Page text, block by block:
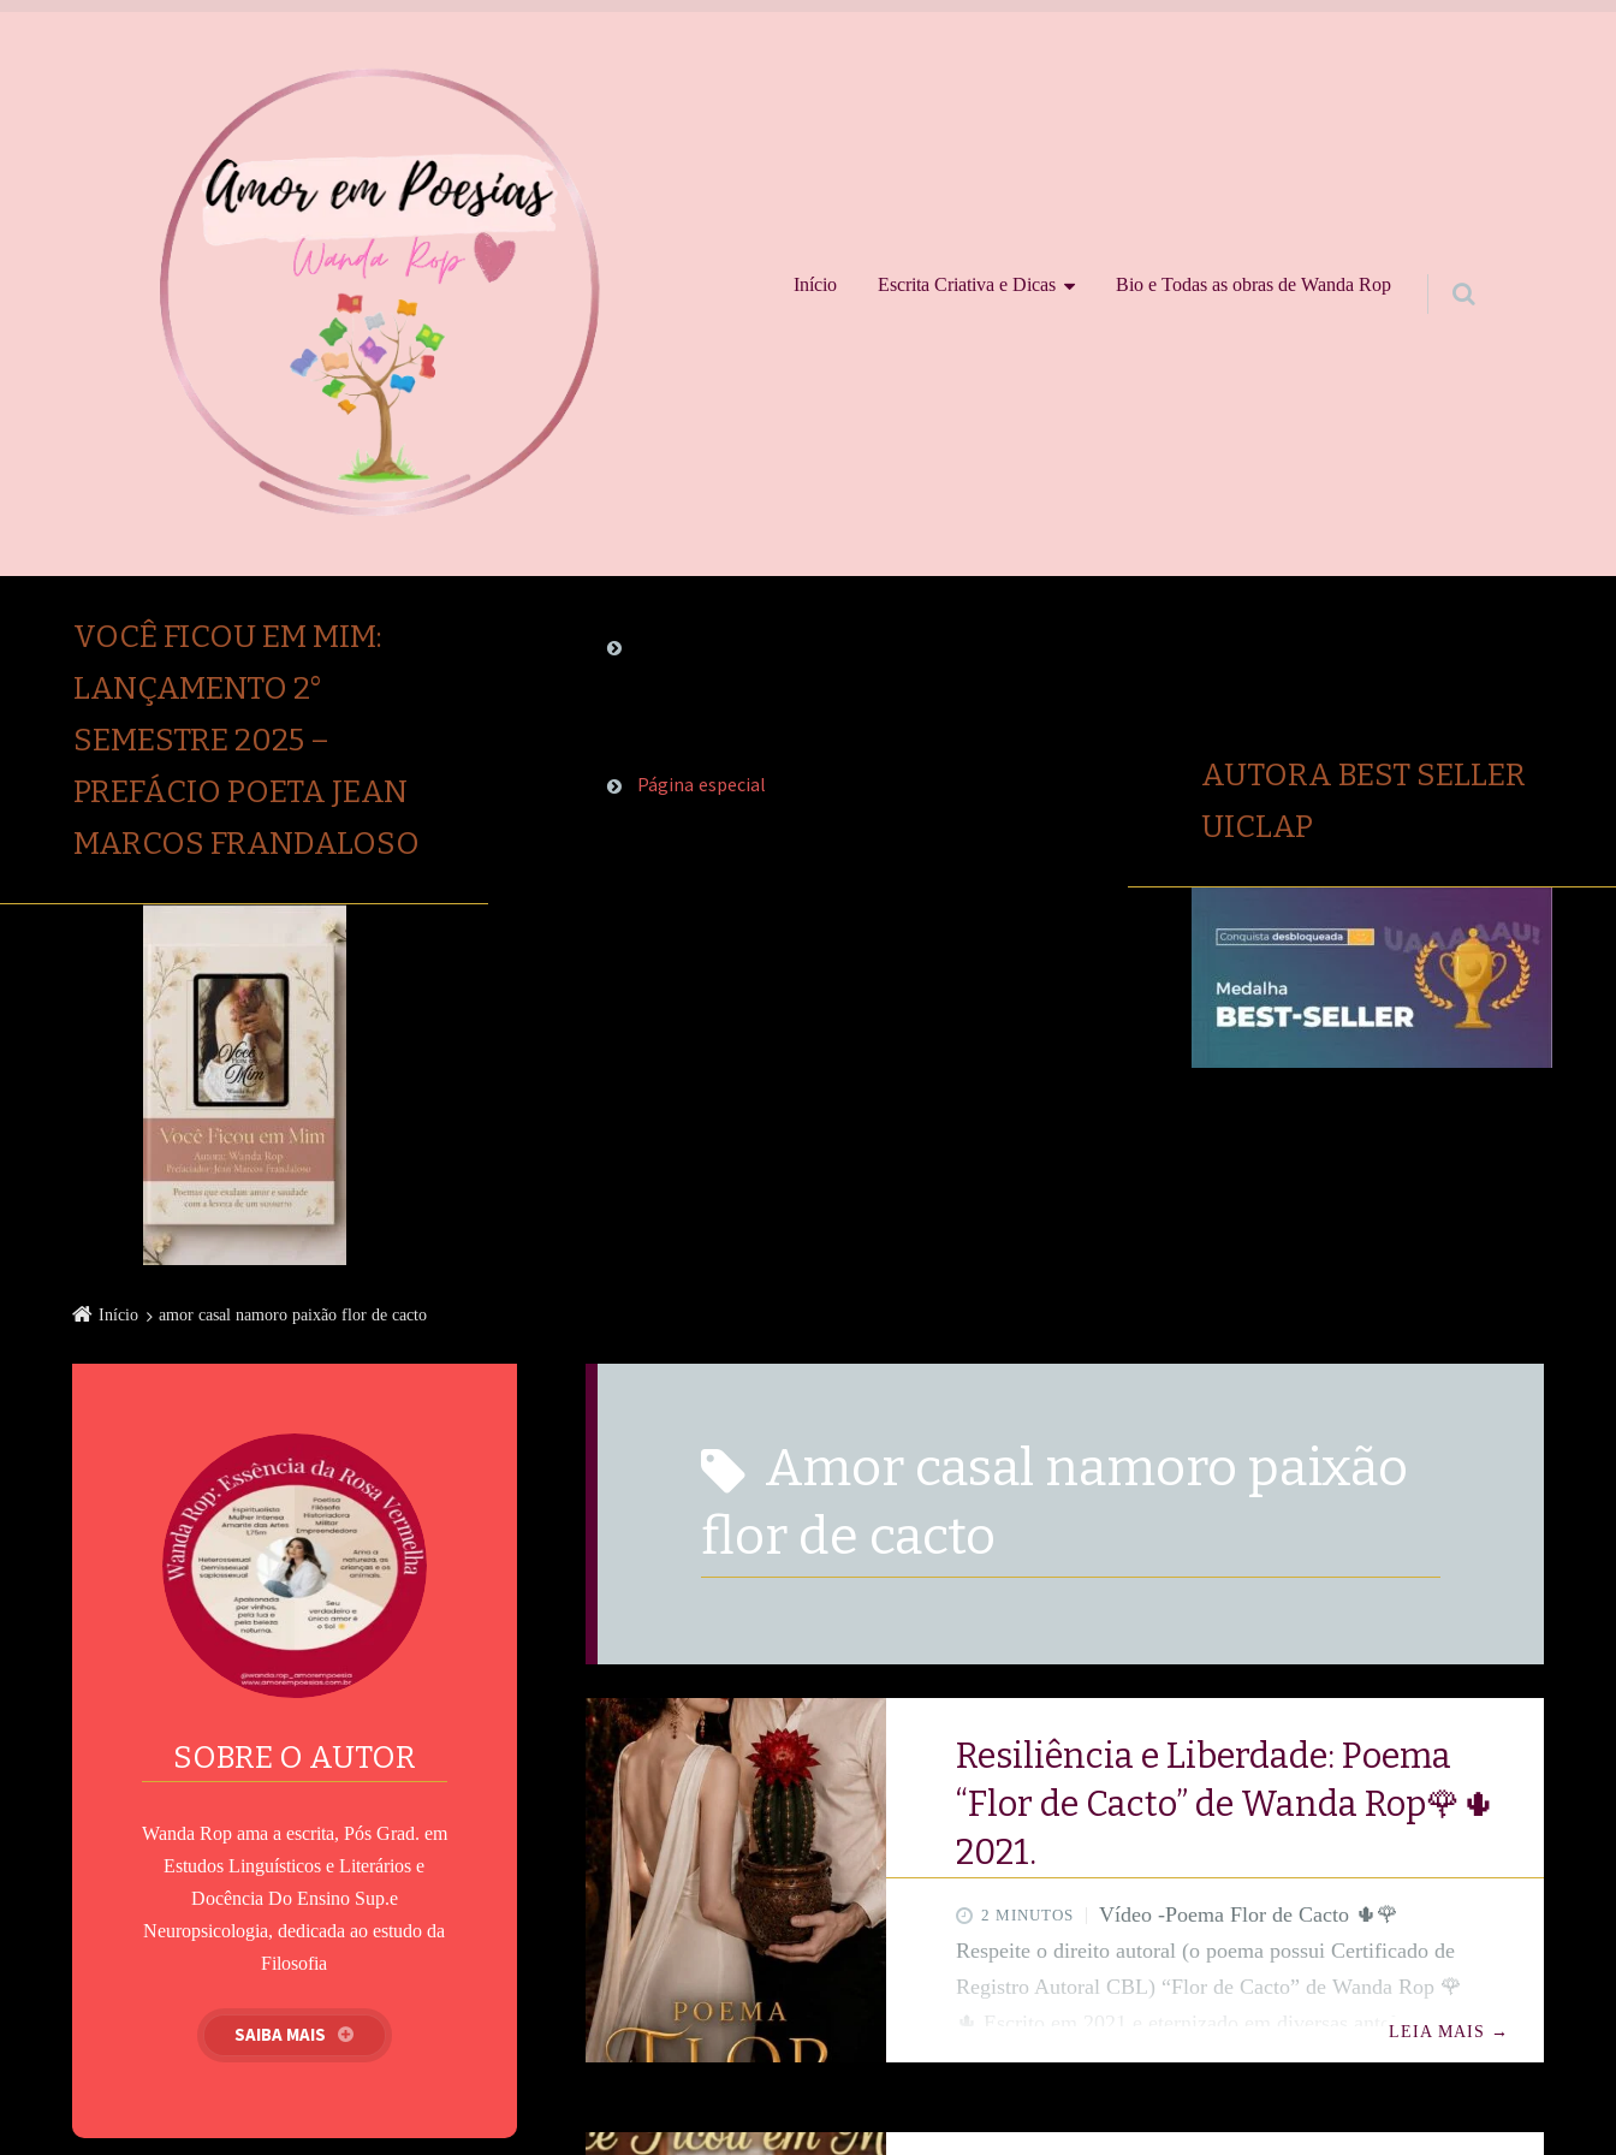
Pular para o conteúdo
Início Escrita Criativa e Dicas Bio e Todas as obras de Wanda Rop
VOCÊ FICOU EM MIM:
LANÇAMENTO 2°
SEMESTRE 2025 –
PREFÁCIO POETA JEAN
MARCOS FRANDALOSO
Página especial
AUTORA BEST SELLER
UICLAP
Início amor casal namoro paixão flor de cacto
amor casal namoro paixão
flor de cacto
Resiliência e Liberdade: Poema
“Flor de Cacto” de Wanda Rop🌹🌵
2021.
2 MINUTOS
Vídeo -Poema Flor de Cacto 🌵🌹
Respeite o direito autoral (o poema possui Certificado de
Registro Autoral CBL) “Flor de Cacto” de Wanda Rop 🌹
🌵 Escrito em 2021 e eternizado em diversas antologias
nacionais e internacionais, o poema “Flor de Cacto”, da
viscerais e marcantes da autora. Longe de ser apenas uma
LEIA MAIS →
SOBRE O AUTOR
Wanda Rop ama a escrita, Pós Grad. em
Estudos Linguísticos e Literários e
Docência Do Ensino Sup.e
Neuropsicologia, dedicada ao estudo da
Filosofia
SAIBA MAIS